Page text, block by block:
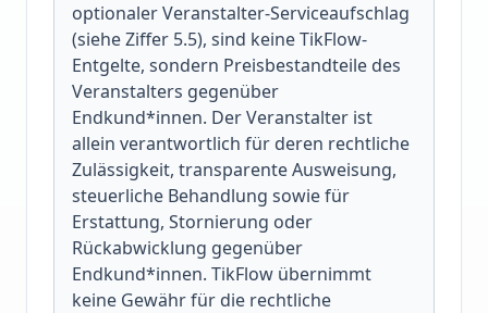
optionaler Veranstalter-Serviceaufschlag
(siehe Ziffer 5.5), sind keine TikFlow-
Entgelte, sondern Preisbestandteile des
Veranstalters gegenüber
Endkund*innen. Der Veranstalter ist
allein verantwortlich für deren rechtliche
Zulässigkeit, transparente Ausweisung,
steuerliche Behandlung sowie für
Erstattung, Stornierung oder
Rückabwicklung gegenüber
Endkund*innen. TikFlow übernimmt
keine Gewähr für die rechtliche